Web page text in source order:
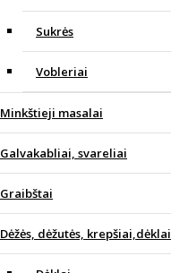
Sukrės
Vobleriai
Minkštieji masalai
Galvakabliai, svareliai
Graibštai
Dėžės, dėžutės, krepšiai,dėklai